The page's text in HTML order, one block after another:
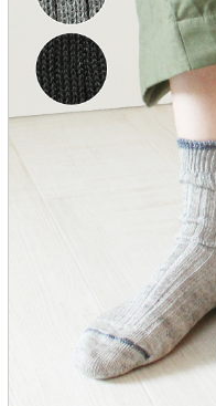
SALE
福袋
ブランド
マイページ
お買い物カ
配送遅延情
ご利用につ
実店舗のご